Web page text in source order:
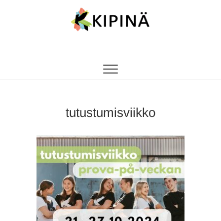
tutustumisviikko